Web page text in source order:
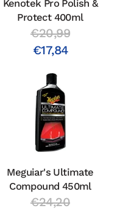
Kenotek Pro Polish &
Protect 400ml
€20,99
€17,84
Meguiar's Ultimate
Compound 450ml
€24,20